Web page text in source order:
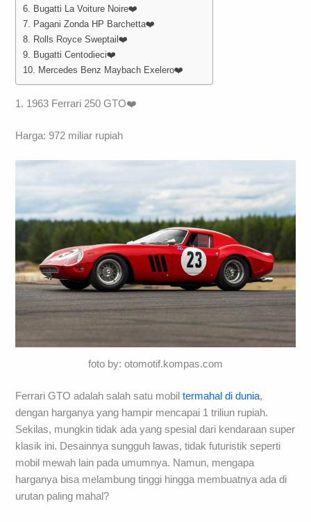
6. Bugatti La Voiture Noire❤️
7. Pagani Zonda HP Barchetta❤️
8. Rolls Royce Sweptail❤️
9. Bugatti Centodieci❤️
10. Mercedes Benz Maybach Exelero❤️
1. 1963 Ferrari 250 GTO❤️
Harga: 972 miliar rupiah
foto by: otomotif.kompas.com
Ferrari GTO adalah salah satu mobiltermahal di dunia,
dengan harganya yang hampir mencapai 1 triliun rupiah.
Sekilas, mungkin tidak ada yang spesial dari kendaraan super
klasik ini. Desainnya sungguh lawas, tidak futuristik seperti
mobil mewah lain pada umumnya. Namun, mengapa
harganya bisa melambung tinggi hingga membuatnya ada di
urutan paling mahal?